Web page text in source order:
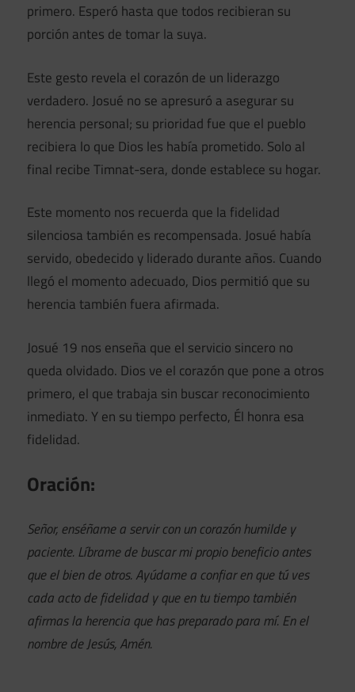
primero. Esperó hasta que todos recibieran su
porción antes de tomar la suya.
Este gesto revela el corazón de un liderazgo
verdadero. Josué no se apresuró a asegurar su
herencia personal; su prioridad fue que el pueblo
recibiera lo que Dios les había prometido. Solo al
final recibe Timnat-sera, donde establece su hogar.
Este momento nos recuerda que la fidelidad
silenciosa también es recompensada. Josué había
servido, obedecido y liderado durante años. Cuando
llegó el momento adecuado, Dios permitió que su
herencia también fuera afirmada.
Josué 19 nos enseña que el servicio sincero no
queda olvidado. Dios ve el corazón que pone a otros
primero, el que trabaja sin buscar reconocimiento
inmediato. Y en su tiempo perfecto, Él honra esa
fidelidad.
Oración:
Señor, enséñame a servir con un corazón humilde y
paciente. Líbrame de buscar mi propio beneficio antes
que el bien de otros. Ayúdame a confiar en que tú ves
cada acto de fidelidad y que en tu tiempo también
afirmas la herencia que has preparado para mí. En el
nombre de Jesús, Amén.